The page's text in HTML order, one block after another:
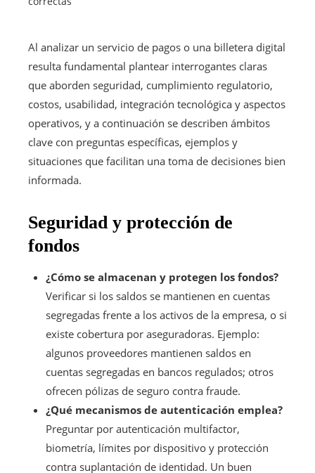
Al analizar un servicio de pagos o una billetera digital
resulta fundamental plantear interrogantes claras
que aborden seguridad, cumplimiento regulatorio,
costos, usabilidad, integración tecnológica y aspectos
operativos, y a continuación se describen ámbitos
clave con preguntas específicas, ejemplos y
situaciones que facilitan una toma de decisiones bien
informada.
Seguridad y protección de
fondos
¿Cómo se almacenan y protegen los fondos?
Verificar si los saldos se mantienen en cuentas
segregadas frente a los activos de la empresa, o si
existe cobertura por aseguradoras. Ejemplo:
algunos proveedores mantienen saldos en
cuentas segregadas en bancos regulados; otros
ofrecen pólizas de seguro contra fraude.
¿Qué mecanismos de autenticación emplea?
Preguntar por autenticación multifactor,
biometría, límites por dispositivo y protección
contra suplantación de identidad. Un buen